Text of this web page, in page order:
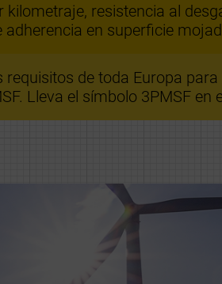
kilometraje, resistencia al
adherencia en superficie
requisitos de toda Europa
Lleva el símbolo 3PMSF en